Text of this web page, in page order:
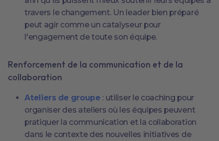
travers le changement. Un leader bien préparé
peut agir comme un catalyseur pour
l'engagement de toute son équipe.
Renforcement de la communication et de la
collaboration
Ateliers de groupe : utiliser le coaching pour
organiser des ateliers où les équipes peuvent
pratiquer la communication et la collaboration
dans le contexte des nouvelles initiatives de